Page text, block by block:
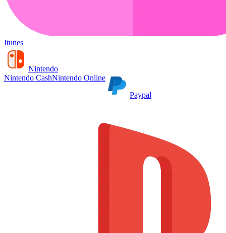
Itunes
Nintendo
Nintendo CashNintendo Online
Paypal